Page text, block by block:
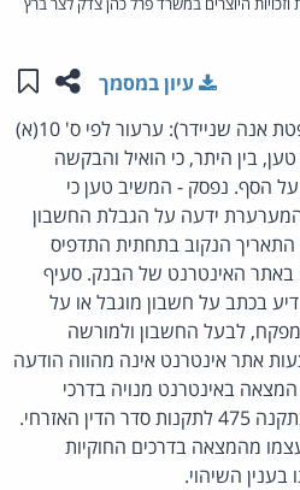
שתפו
עיון במסמך
(פסק-דין, שלום ירושלים, השופטת אנה שניידר): ערעור לפי ס' 10(א)
בין היתר, כי הואיל והבקשה
על הסף. נפסק - המשיב טען כי
ידעה על הגבלת החשבון
23.11.2008, לפי התאריך הנקוב בתחתית התדפיס
האינטרנט של הבנק. סעיף
בכתב על חשבון מוגבל או על
לבעל החשבון ולמורשה
אתר אינטרנט אינה מהווה הודעה
באינטרנט מנויה בדרכי
המצאת כתבי בי-דין הנקובים בתקנה 475 לתקנות סדר הדין האזרחי.
מהמצאה בדרכים החוקיות
השיהוי.